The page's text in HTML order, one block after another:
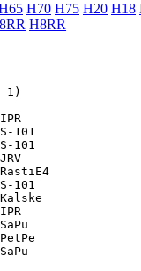
H70 H75 H20 H18
H8RR
1)
IPR
101
101
101